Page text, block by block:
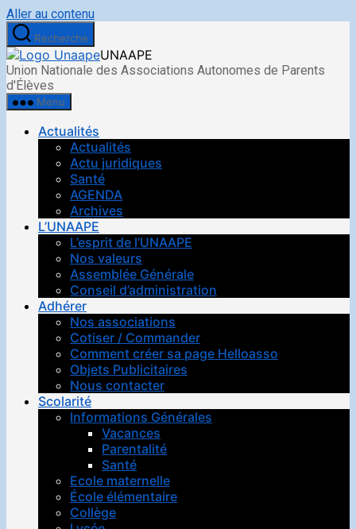
Aller au contenu
Recherche
UNAAPE
Union Nationale des Associations Autonomes de Parents
d'Élèves
Menu
Actualités
Actualités
Actu juridiques
Santé
AGENDA
Archives
L’UNAAPE
L’esprit de l’UNAAPE
Nos valeurs
Assemblée Générale
Conseil d’administration
Adhérer
Nos associations
Cotiser / Commander
Comment créer sa page Helloasso
Objets Publicitaires
Nous contacter
Scolarité
Informations Générales
Vacances
Parentalité
Santé
Ecole maternelle
École élémentaire
Collège